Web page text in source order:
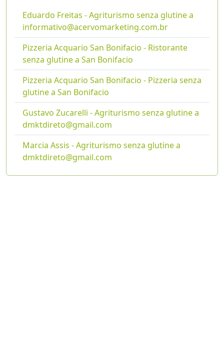
Eduardo Freitas - Agriturismo senza glutine a
informativo@acervomarketing.com.br
Pizzeria Acquario San Bonifacio - Ristorante
senza glutine a San Bonifacio
Pizzeria Acquario San Bonifacio - Pizzeria senza
glutine a San Bonifacio
Gustavo Zucarelli - Agriturismo senza glutine a
dmktdireto@gmail.com
Marcia Assis - Agriturismo senza glutine a
dmktdireto@gmail.com